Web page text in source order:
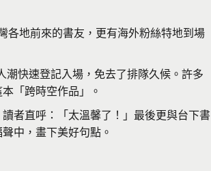
各地前來的書友，更有海外粉絲特地到場
快速登記入場，免去了排隊久候。許多
「跨時空作品」。
者直呼：「太溫馨了！」最後更與台下書
中，畫下美好句點。